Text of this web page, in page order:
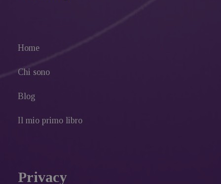
Home
Chi sono
Blog
Il mio primo libro
Privacy